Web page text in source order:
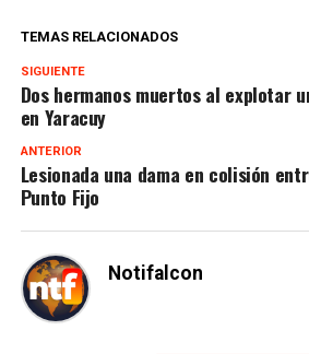
TEMAS RELACIONADOS
SIGUIENTE
Dos hermanos muertos al explotar
en Yaracuy
ANTERIOR
Lesionada una dama en colisión
Punto Fijo
Notifalcon